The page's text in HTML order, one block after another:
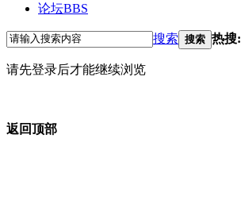
论坛BBS
搜索 搜索 热搜:
请先登录后才能继续浏览
返回顶部